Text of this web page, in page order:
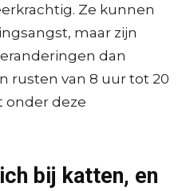
Ze kunnen
maar zijn
dan
rusten van 8 uur tot 20
onder deze
bij katten, en